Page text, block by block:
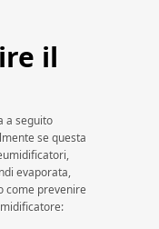
il
a seguito
se questa
evaporata,
come prevenire